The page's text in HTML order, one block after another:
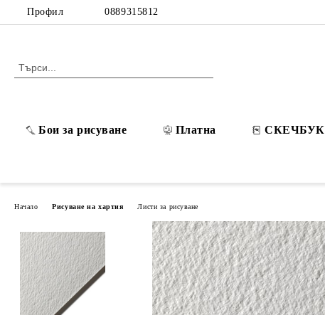
Профил 0889315812
Бои за рисуване Платна СКЕЧБУК
Начало Рисуване на хартия Листи за рисуване